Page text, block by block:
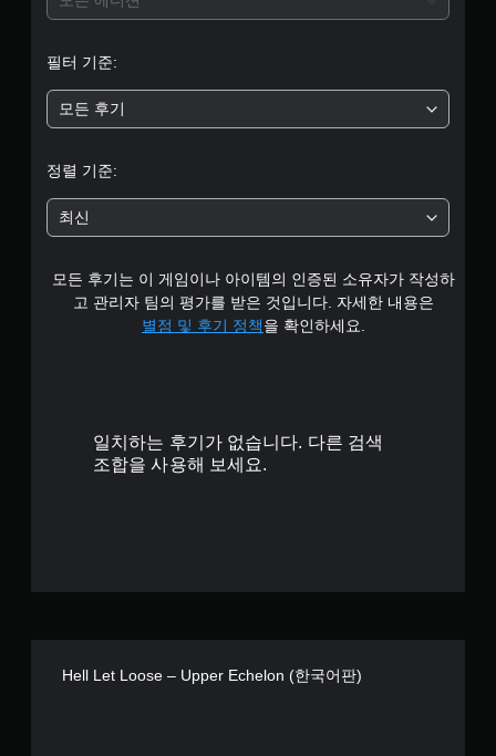
필터 기준:
모든 후기
정렬 기준:
최신
모든 후기는 이 게임이나 아이템의 인증된 소유자가 작성하
고 관리자 팀의 평가를 받은 것입니다. 자세한 내용은
별점 및 후기 정책을 확인하세요.
일치하는 후기가 없습니다. 다른 검색
조합을 사용해 보세요.
Hell Let Loose – Upper Echelon (한국어판)